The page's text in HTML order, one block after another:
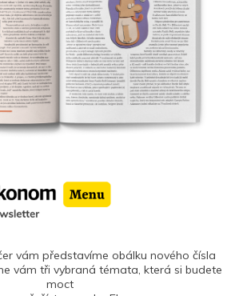
vám představíme obálku nového čísla
vám tři vybraná témata, která si budete
moct